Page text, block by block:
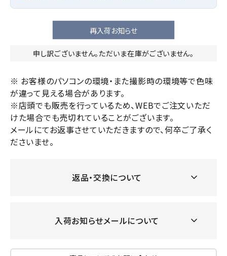
再入荷お知らせ
申し訳ございません。ただいま在庫がございません。
※ お客様のパソコンの環境・また撮影時の環境等で色味
が違って見える場合があります。
※店頭でも販売を行っているため、WEBでご注文いただ
けた場合でも売切れていることがございます。
メールにてお返事させていただきますので、何卒ご了承く
ださいませ。
返品・交換について
入荷お知らせメールについて